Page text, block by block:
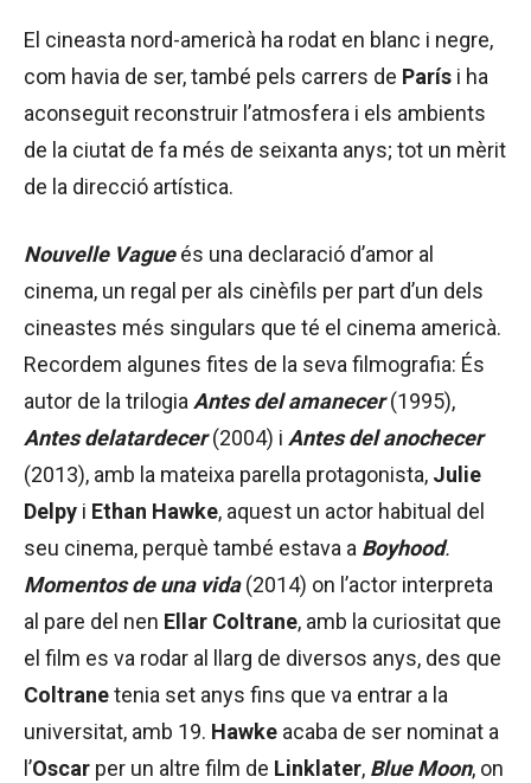
El cineasta nord-americà ha rodat en blanc i negre,
com havia de ser, també pels carrers de París i ha
aconseguit reconstruir l’atmosfera i els ambients
de la ciutat de fa més de seixanta anys; tot un mèrit
de la direcció artística.
Nouvelle Vagueés una declaració d’amor al
cinema, un regal per als cinèfils per part d’un dels
cineastes més singulars que té el cinema americà.
Recordem algunes fites de la seva filmografia: És
autor de la trilogia Antes del amanecer(1995),
Antes delatardecer(2004) i Antes del anochecer
(2013), amb la mateixa parella protagonista, Julie
Delpy i Ethan Hawke, aquest un actor habitual del
seu cinema, perquè també estava a Boyhood.
Momentos de una vida(2014) on l’actor interpreta
al pare del nen Ellar Coltrane, amb la curiositat que
el film es va rodar al llarg de diversos anys, des que
Coltranetenia set anys fins que va entrar a la
universitat, amb 19. Hawke acaba de ser nominat a
l’Oscar per un altre film de Linklater, Blue Moon, on